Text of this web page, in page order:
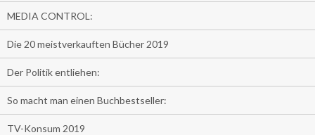
MEDIA CONTROL:
Die 20 meistverkauften Bücher 2019
Der Politik entliehen:
So macht man einen Buchbestseller:
TV-Konsum 2019